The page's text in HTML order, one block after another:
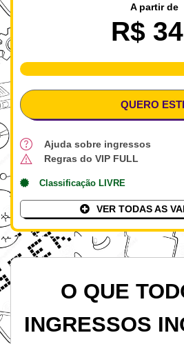
A partir de
R$
QUERO
Ajuda sobre ingressos
Regras do VIP FULL
Classificação LIVRE
VER TODAS AS
O QUE
INGRESSOS